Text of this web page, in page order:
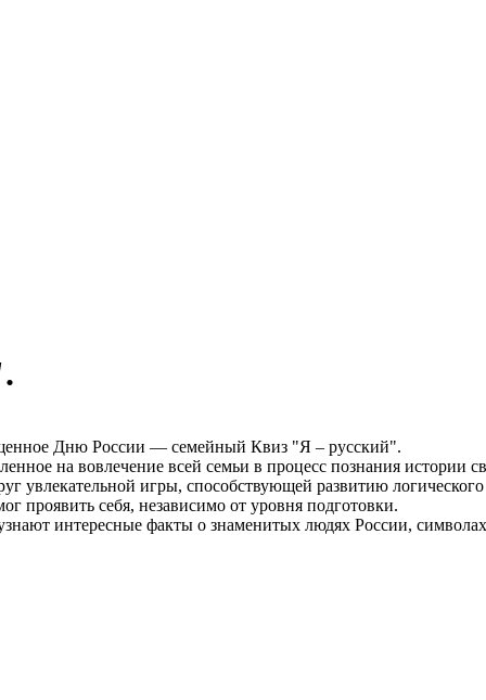
Дню России — семейный Квиз "Я – русский".
на вовлечение всей семьи в процесс познания истории
увлекательной игры, способствующей развитию
проявить себя, независимо от уровня подготовки.
интересные факты о знаменитых людях России,